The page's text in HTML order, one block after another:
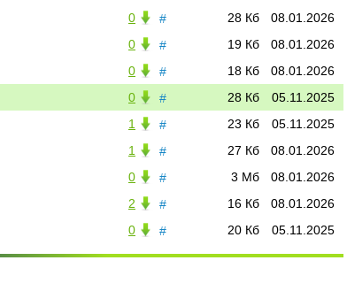
#
08.01.2026
28 Кб
0
#
08.01.2026
19 Кб
0
#
08.01.2026
18 Кб
0
#
05.11.2025
28 Кб
0
#
05.11.2025
23 Кб
1
#
08.01.2026
27 Кб
1
#
08.01.2026
3 Мб
0
#
08.01.2026
16 Кб
2
#
05.11.2025
20 Кб
0